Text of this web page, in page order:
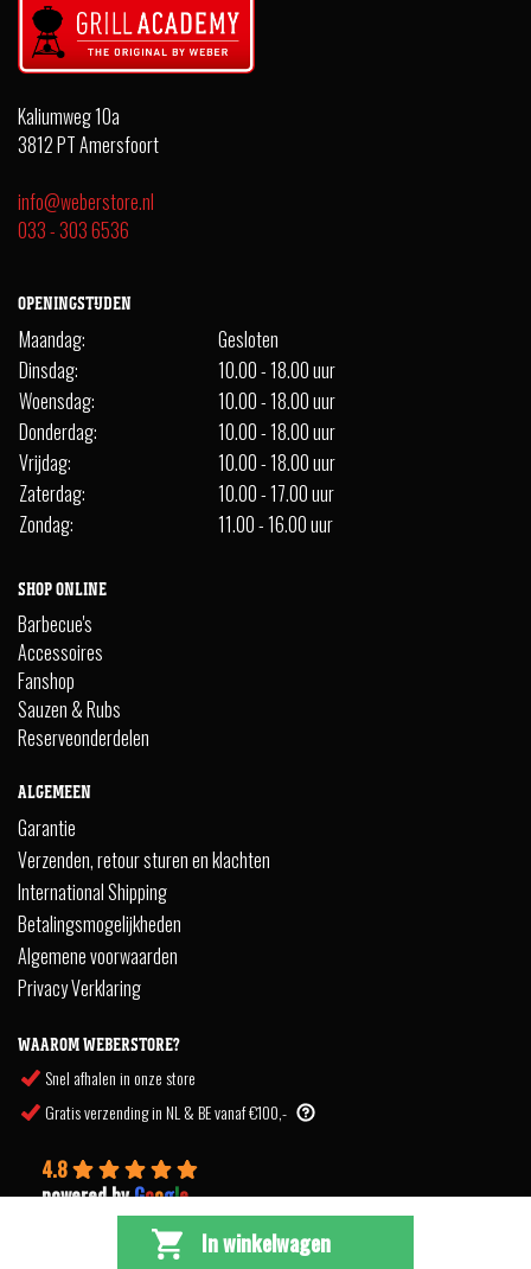
In winkelwagen
Kaliumweg 10a
3812 PT Amersfoort
info@weberstore.nl
033 - 303 6536
OPENINGSTIJDEN
Maandag:
Gesloten
Dinsdag:
10.00 - 18.00 uur
Woensdag:
10.00 - 18.00 uur
Donderdag:
10.00 - 18.00 uur
Vrijdag:
10.00 - 18.00 uur
Zaterdag:
10.00 - 17.00 uur
Zondag:
11.00 - 16.00 uur
SHOP ONLINE
Barbecue's
Accessoires
Fanshop
Sauzen & Rubs
Reserveonderdelen
ALGEMEEN
Garantie
Verzenden, retour sturen en klachten
International Shipping
Betalingsmogelijkheden
Algemene voorwaarden
Privacy Verklaring
WAAROM WEBERSTORE?
Snel afhalen in onze store
Gratis verzending in NL & BE vanaf €100,-
4.8
powered byGoogle